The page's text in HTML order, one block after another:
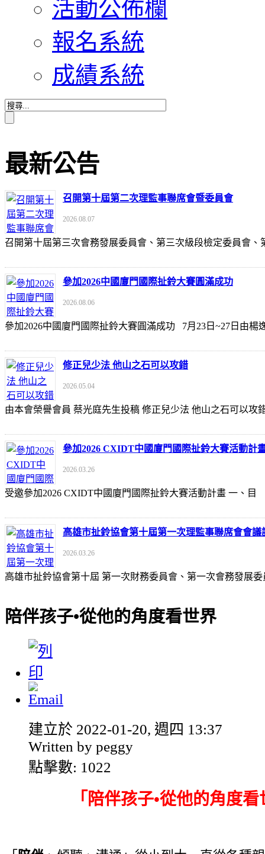
活動公佈欄
報名系統
成績系統
最新公告
召開第十屆第二次理監事聯席會暨委員會
2026.08.07
召開第十屆第三次會務發展委員會、第三次級段檢定委員
參加2026中國廈門國際扯鈴大賽圓滿成功
2026.08.06
參加2026中國廈門國際扯鈴大賽圓滿成功 7月23日~27日由
修正兒少法 他山之石可以攻錯
2026.05.04
由本會榮譽會員 蔡光庭先生投稿 修正兒少法 他山之石可以攻
參加2026 CXIDT中國廈門國際扯鈴大賽活動計
2026.03.26
受邀參加2026 CXIDT中國廈門國際扯鈴大賽活動計畫 一、
高雄市扯鈴協會第十屆第一次理監事聯席會會議
2026.03.26
高雄市扯鈴協會第十屆 第一次財務委員會、第一次會務發展
陪伴孩子•從他的角度看世界
建立於 2022-01-20, 週四 13:37
Written by peggy
點擊數: 1022
「陪伴孩子•從他的角度